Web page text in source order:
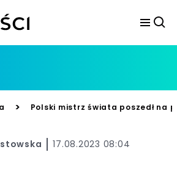
> Polski mistrz świata poszedł na
17.08.2023 08:04